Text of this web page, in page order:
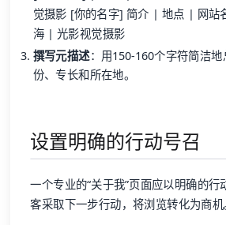
觉摄影 [你的名字] 简介 | 地点 | 网站
海 | 光影视觉摄影
撰写元描述：用150-160个字符简洁
份、专长和所在地。
设置明确的行动号召
一个专业的“关于我”页面应以明确的
客采取下一步行动，将浏览转化为商机